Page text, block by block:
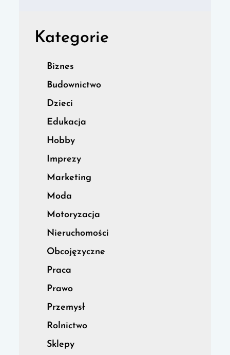
Kategorie
Biznes
Budownictwo
Dzieci
Edukacja
Hobby
Imprezy
Marketing
Moda
Motoryzacja
Nieruchomości
Obcojęzyczne
Praca
Prawo
Przemysł
Rolnictwo
Sklepy